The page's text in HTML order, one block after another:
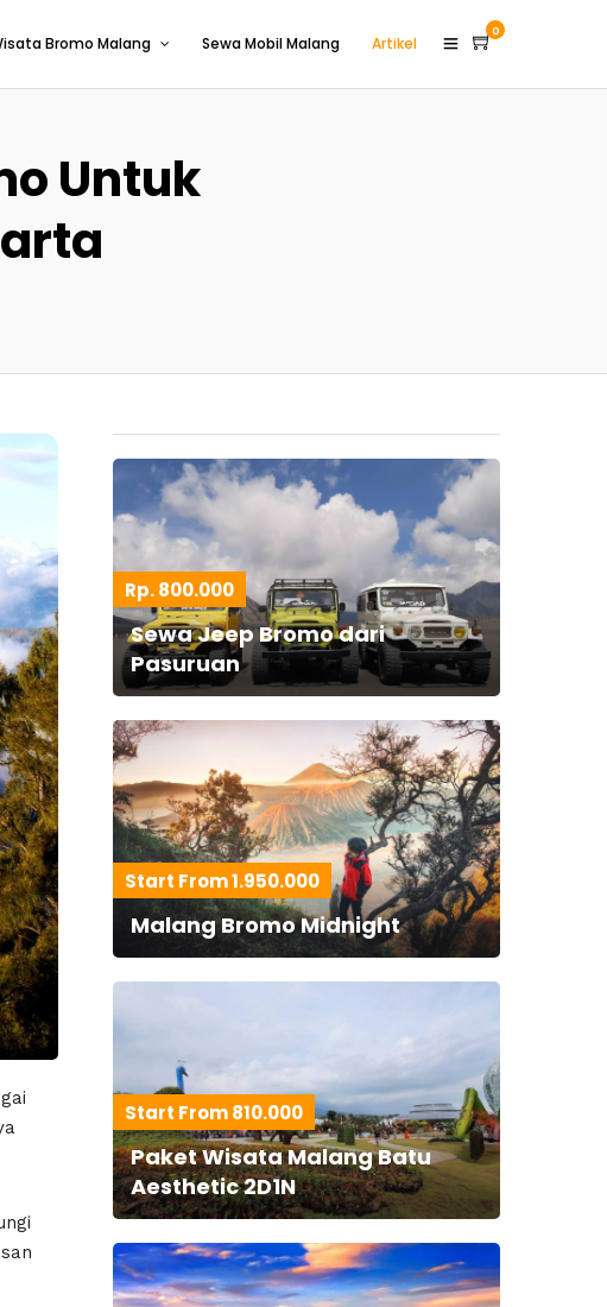
Bromo Malang Sewa Mobil Malang Artikel
0
Untuk
Rp. 800.000
Sewa Jeep Bromo dari
Pasuruan
Start From 1.950.000
Malang Bromo Midnight
Start From 810.000
Paket Wisata Malang Batu
Aesthetic 2D1N